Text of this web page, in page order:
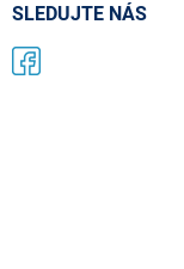
SLEDUJTE NÁS